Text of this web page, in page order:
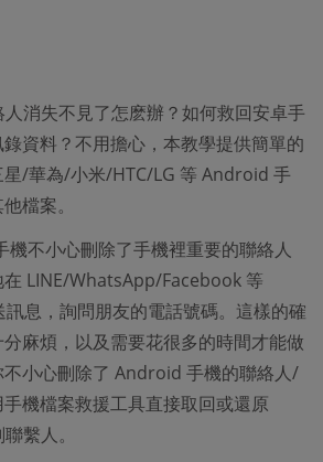
消失不見了怎麽辦？如何救回安卓手
資料？不用擔心，本教學提供簡單的
/華為/小米/HTC/LG 等 Android 手
檔案。
不小心刪除了手機裡重要的聯絡人
LINE/WhatsApp/Facebook 等
息，詢問朋友的電話號碼。這樣的確
麻煩，以及需要花很多的時間才能做
小心刪除了 Android 手機的聯絡人/
機檔案救援工具直接取回或還原
繫人。